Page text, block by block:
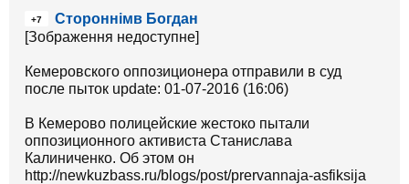
+7
Стороннімв Богдан
[Зображення недоступне]
Кемеровского оппозиционера отправили в суд
после пыток update: 01-07-2016 (16:06)
В Кемерово полицейские жестоко пытали
оппозиционного активиста Станислава
Калиниченко. Об этом он
http://newkuzbass.ru/blogs/post/prervannaja-asfiksija